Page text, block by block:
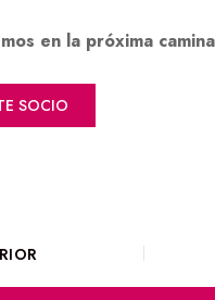
en la próxima
SOCIO